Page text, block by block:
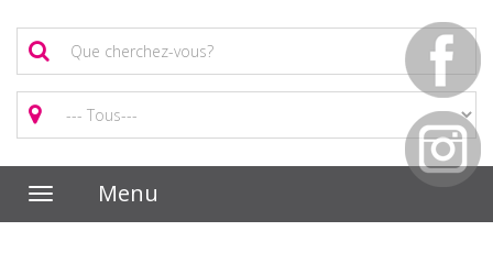
Toggle
navigation
Menu